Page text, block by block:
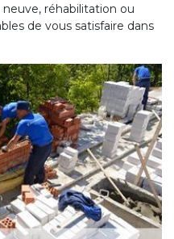
réhabilitation ou
de vous satisfaire dans